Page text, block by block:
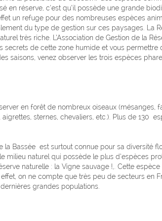
en réserve, c’est qu’il possède une grande
un refuge pour des nombreuses espèces
du type de gestion sur ces paysages. La
très riche. L’Association de Gestion de la
secrets de cette zone humide et vous
saisons, venez observer les trois espèces
en forêt de nombreux oiseaux (mésanges,
sternes, chevaliers, etc.). Plus de 130
la Bassée est surtout connue pour sa diversité
milieu naturel qui possède le plus d’espèces
naturelle : la Vigne sauvage !,. Cette
on ne compte que très peu de secteurs en
grandes populations.